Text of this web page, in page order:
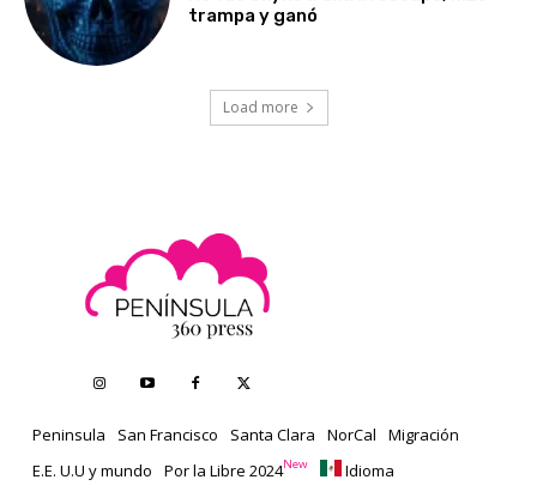
trampa y ganó
Load more
Peninsula San Francisco Santa Clara NorCal
Migración
E.E. U.U y mundo
Por la Libre 2024New Idioma